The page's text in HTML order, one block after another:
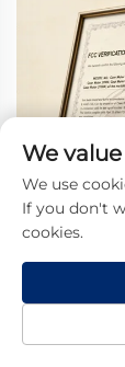
홈페이지
We
We use
If you don't
cookies.